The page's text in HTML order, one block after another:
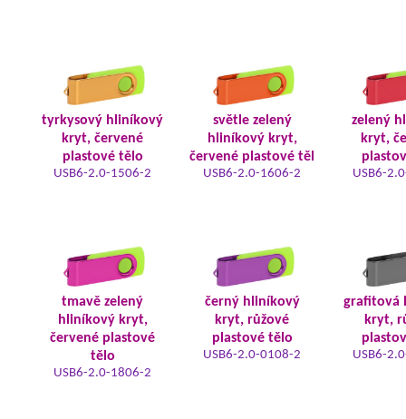
tyrkysový hliníkový
kryt, červené
plastové tělo
USB6-2.0-1506-2
světle zelený
hliníkový kryt,
červené plastové těl
USB6-2.0-1606-2
zelený
kryt,
USB6-
tmavě zelený
hliníkový kryt,
červené plastové
tělo
USB6-2.0-1806-2
černý hliníkový
kryt, růžové
plastové tělo
USB6-2.0-0108-2
grafitová
kryt,
USB6-